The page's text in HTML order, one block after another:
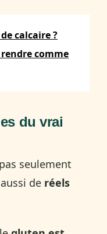
calcaire ?
comme
du vrai
seulement
de réels